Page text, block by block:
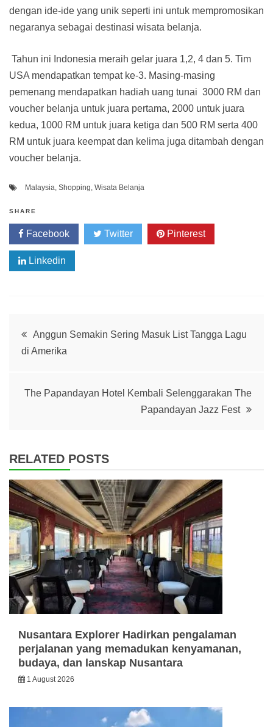
dengan ide-ide yang unik seperti ini untuk mempromosikan
negaranya sebagai destinasi wisata belanja.
Tahun ini Indonesia meraih gelar juara 1,2, 4 dan 5. Tim
USA mendapatkan tempat ke-3. Masing-masing
pemenang mendapatkan hadiah uang tunai 3000 RM dan
voucher belanja untuk juara pertama, 2000 untuk juara
kedua, 1000 RM untuk juara ketiga dan 500 RM serta 400
RM untuk juara keempat dan kelima juga ditambah dengan
voucher belanja.
Malaysia, Shopping, Wisata Belanja
SHARE
Facebook Twitter Pinterest
Linkedin
Post
Anggun Semakin Sering Masuk List Tangga Lagu
di Amerika
The Papandayan Hotel Kembali Selenggarakan The
Papandayan Jazz Fest
RELATED POSTS
Nusantara Explorer Hadirkan pengalaman
perjalanan yang memadukan kenyamanan,
budaya, dan lanskap Nusantara
1 August 2026